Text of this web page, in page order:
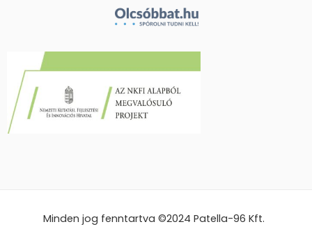
Minden jog fenntartva ©2024Patella-96 Kft.